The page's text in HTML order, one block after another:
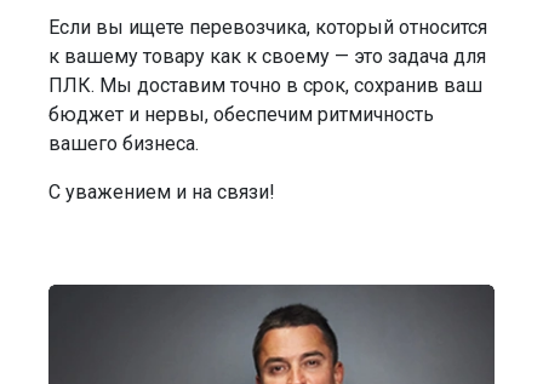
Если вы ищете перевозчика, который относится
к вашему товару как к своему — это задача для
ПЛК. Мы доставим точно в срок, сохранив ваш
бюджет и нервы, обеспечим ритмичность
вашего бизнеса.
С уважением и на связи!